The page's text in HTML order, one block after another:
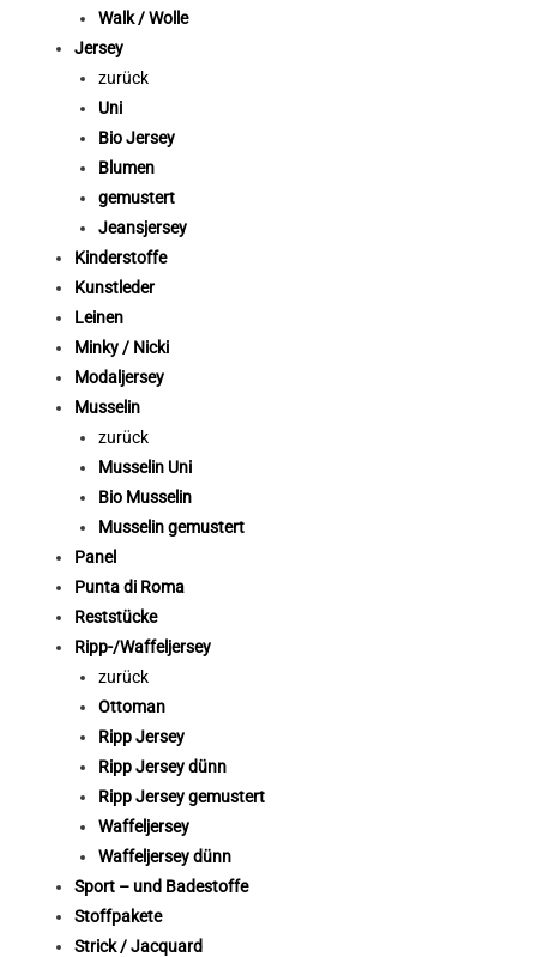
Walk / Wolle
Jersey
zurück
Uni
Bio Jersey
Blumen
gemustert
Jeansjersey
Kinderstoffe
Kunstleder
Leinen
Minky / Nicki
Modaljersey
Musselin
zurück
Musselin Uni
Bio Musselin
Musselin gemustert
Panel
Punta di Roma
Reststücke
Ripp-/Waffeljersey
zurück
Ottoman
Ripp Jersey
Ripp Jersey dünn
Ripp Jersey gemustert
Waffeljersey
Waffeljersey dünn
Sport – und Badestoffe
Stoffpakete
Strick / Jacquard